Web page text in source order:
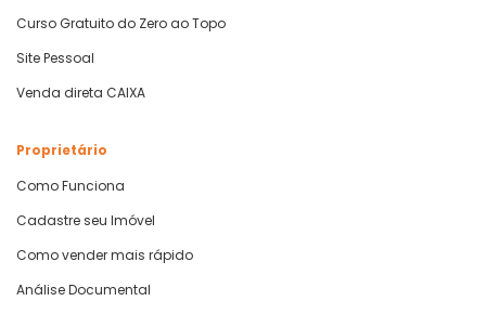
Curso Gratuito do Zero ao Topo
Site Pessoal
Venda direta CAIXA
Proprietário
Como Funciona
Cadastre seu Imóvel
Como vender mais rápido
Análise Documental